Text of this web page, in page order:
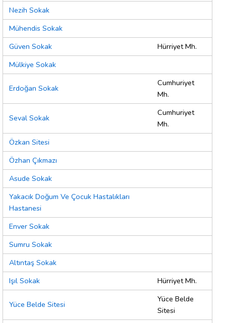
Nezih Sokak
Mühendis Sokak
Güven Sokak
Hürriyet Mh.
Mülkiye Sokak
Erdoğan Sokak
Cumhuriyet
Mh.
Seval Sokak
Cumhuriyet
Mh.
Özkan Sitesi
Özhan Çıkmazı
Asude Sokak
Yakacık Doğum Ve Çocuk Hastalıkları
Hastanesi
Enver Sokak
Sumru Sokak
Altıntaş Sokak
Işıl Sokak
Hürriyet Mh.
Yüce Belde Sitesi
Yüce Belde
Sitesi